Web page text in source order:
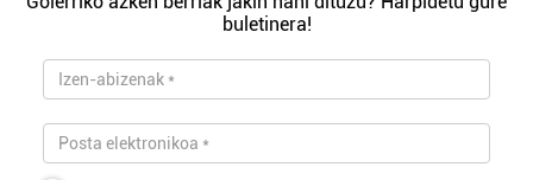
buletinera!